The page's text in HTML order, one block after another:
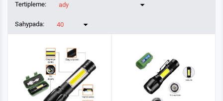
Tertipleme: ady
Sahypada: 40